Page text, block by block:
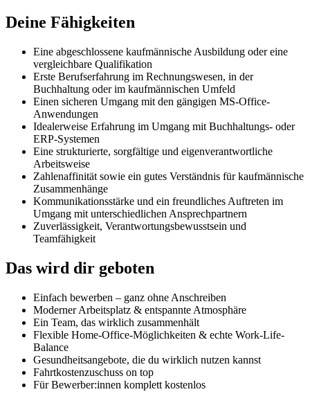
Deine Fähigkeiten
Eine abgeschlossene kaufmännische Ausbildung oder eine
vergleichbare Qualifikation
Erste Berufserfahrung im Rechnungswesen, in der
Buchhaltung oder im kaufmännischen Umfeld
Einen sicheren Umgang mit den gängigen MS-Office-
Anwendungen
Idealerweise Erfahrung im Umgang mit Buchhaltungs- oder
ERP-Systemen
Eine strukturierte, sorgfältige und eigenverantwortliche
Arbeitsweise
Zahlenaffinität sowie ein gutes Verständnis für kaufmännische
Zusammenhänge
Kommunikationsstärke und ein freundliches Auftreten im
Umgang mit unterschiedlichen Ansprechpartnern
Zuverlässigkeit, Verantwortungsbewusstsein und
Teamfähigkeit
Das wird dir geboten
Einfach bewerben – ganz ohne Anschreiben
Moderner Arbeitsplatz & entspannte Atmosphäre
Ein Team, das wirklich zusammenhält
Flexible Home-Office-Möglichkeiten & echte Work-Life-
Balance
Gesundheitsangebote, die du wirklich nutzen kannst
Fahrtkostenzuschuss on top
Für Bewerber:innen komplett kostenlos